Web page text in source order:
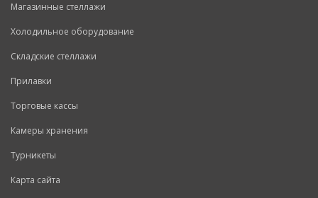
Магазинные стеллажи
Холодильное оборудование
Складские стеллажи
Прилавки
Торговые кассы
Камеры хранения
Турникеты
Карта сайта